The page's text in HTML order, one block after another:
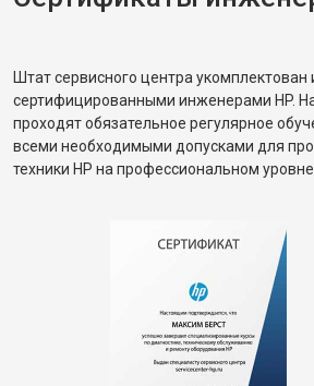
Штат сервисного центра укомплектован
сертифицированными инженерами HP.
проходят обязательное регулярное
всеми необходимыми допусками для
техники HP на профессиональном уровне.